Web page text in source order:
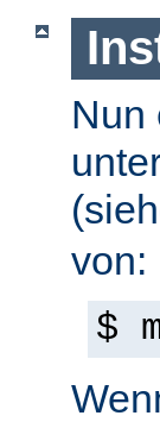
Nun
von:
$